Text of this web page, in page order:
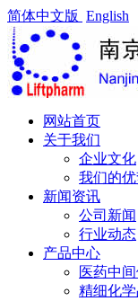
简体中文版 English
网站首页
关于我们
企业文化
我们的
新闻资讯
公司新闻
行业动态
产品中心
医药中
精细化学